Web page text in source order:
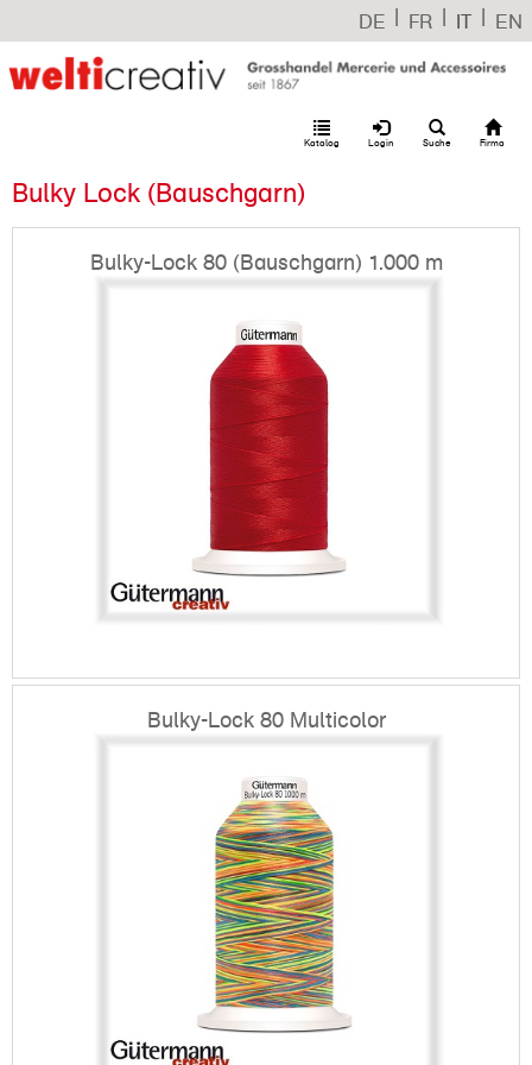
DE | FR | IT | EN
Firma
Suche
Login
Katalog
Bulky Lock (Bauschgarn)
Bulky-Lock 80 (Bauschgarn) 1.000 m
Bulky-Lock 80 Multicolor